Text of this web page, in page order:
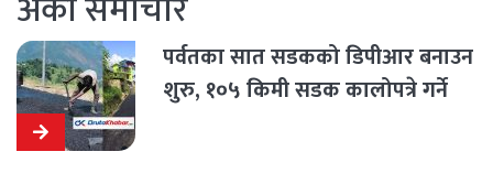
पर्वतका सात सडकको डिपीआर बनाउन
शुरु, १०५ किमी सडक कालोपत्रे गर्ने